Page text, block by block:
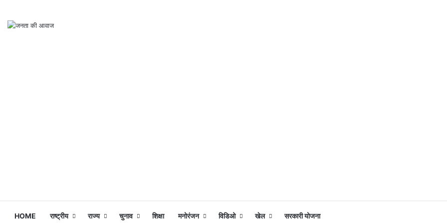
HOME राष्ट्रीय राज्य चुनाव शिक्षा मनोरंजन विडिओ खेल सरकारी योजना